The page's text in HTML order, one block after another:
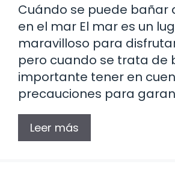
Cuándo se puede bañar
en el mar El mar es un
maravilloso para
pero cuando se trata de
importante tener en
precauciones para
Leer más